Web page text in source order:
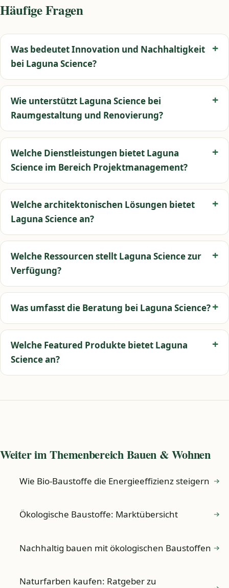
Häufige Fragen
Was bedeutet Innovation und Nachhaltigkeit
bei Laguna Science?
Wie unterstützt Laguna Science bei
Raumgestaltung und Renovierung?
Welche Dienstleistungen bietet Laguna
Science im Bereich Projektmanagement?
Welche architektonischen Lösungen bietet
Laguna Science an?
Welche Ressourcen stellt Laguna Science zur
Verfügung?
Was umfasst die Beratung bei Laguna Science?
Welche Featured Produkte bietet Laguna
Science an?
Weiter im Themenbereich Bauen & Wohnen
Wie Bio-Baustoffe die Energieeffizienz steigern
Ökologische Baustoffe: Marktübersicht
Nachhaltig bauen mit ökologischen Baustoffen
Naturfarben kaufen: Ratgeber zu